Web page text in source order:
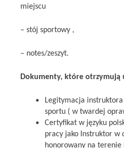
miejscu
– stój sportowy ,
– notes/zeszyt.
Dokumenty, które otrzymują
Legitymacja
sportu ( w twardej
Certyfikat w języku
pracy jako Instruktor w
honorowany na terenie